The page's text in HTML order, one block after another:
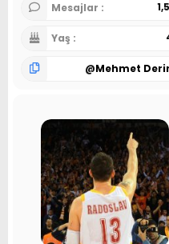
Mesajlar
Yaş
@Mehmet